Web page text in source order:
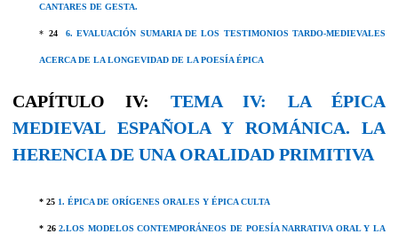
CANTARES DE GESTA.
* 246. EVALUACIÓN SUMARIA DE LOS TESTIMONIOS TARDO-MEDIEVALES
ACERCA DE LA LONGEVIDAD DE LA POESÍA ÉPICA
CAPÍTULO IV: TEMA IV:
LA ÉPICA
MEDIEVAL ESPAÑOLA Y ROMÁNICA. LA
HERENCIA DE UNA ORALIDAD PRIMITIVA
* 25 1. ÉPICADE ORÍGENES ORALES Y ÉPICA CULTA
* 262.LOS MODELOS CONTEMPORÁNEOS DE POESÍA NARRATIVA ORAL Y LA